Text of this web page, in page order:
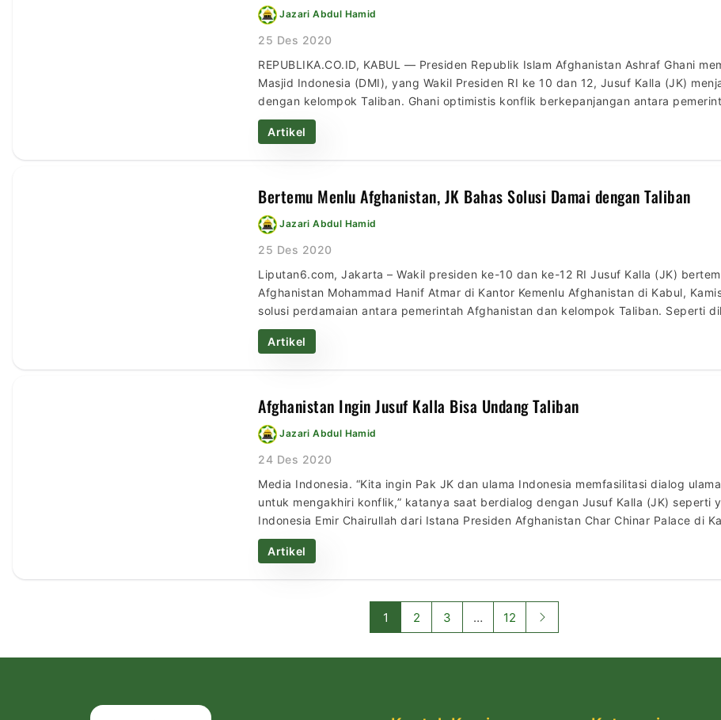
Jazari Abdul Hamid
25 Des 2020
REPUBLIKA.CO.ID, KABUL — Presiden Republik Islam Afghanistan Ashraf Ghani
Masjid Indonesia (DMI), yang Wakil Presiden RI ke 10 dan 12, Jusuf Kalla (JK)
dengan kelompok Taliban. Ghani optimistis konflik berkepanjangan antara
kelompok Taliban akan segera berakhir. Hal itu disampaikan Ghani ketika bertemu
Artikel
Bertemu Menlu Afghanistan, JK Bahas Solusi Damai dengan Taliban
Jazari Abdul Hamid
25 Des 2020
Liputan6.com, Jakarta – Wakil presiden ke-10 dan ke-12 RI Jusuf Kalla (JK)
Afghanistan Mohammad Hanif Atmar di Kantor Kemenlu Afghanistan di Kabul,
solusi perdamaian antara pemerintah Afghanistan dan kelompok Taliban. Seperti
menyampaikan harapannya kepada JK supaya pemerintah Indonesia terus
Artikel
Afghanistan Ingin Jusuf Kalla Bisa Undang Taliban
Jazari Abdul Hamid
24 Des 2020
Media Indonesia. “Kita ingin Pak JK dan ulama Indonesia memfasilitasi dialog
untuk mengakhiri konflik,” katanya saat berdialog dengan Jusuf Kalla (JK) seperti
Indonesia Emir Chairullah dari Istana Presiden Afghanistan Char Chinar Palace di
selama ini terjadi perbedaan di antara faksi di Afghanistan […]
Artikel
1 2 3 … 12